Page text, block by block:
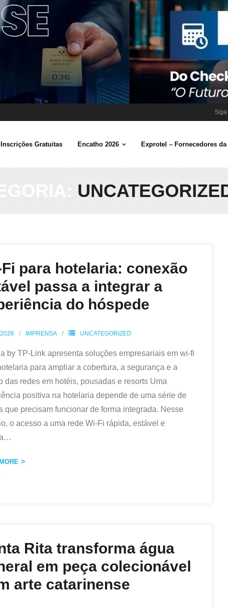
Inscrições Gratuitas Encatho 2026 Exprotel – Fornecedores
para hotelaria: conexão
passa a integrar a
do hóspede
IMPRENSA UNCATEGORIZED
by TP-Link apresenta soluções empresariais em wi-fi
para ampliar a cobertura, a segurança e a
das redes em hotéis, pousadas e resorts Uma
positiva na hotelaria depende de uma série de
que precisam funcionar de forma integrada. Nesse
o acesso a uma rede Wi-Fi rápida, estável e
…
Rita transforma água
em peça colecionável
arte catarinense